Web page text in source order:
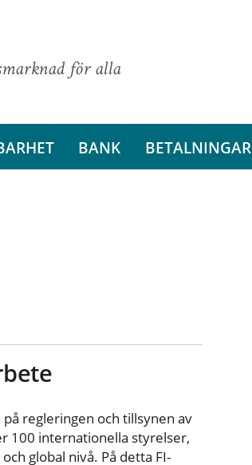
för alla
BANK BETALNINGAR
regleringen och tillsynen av
100 internationella styrelser,
global nivå. På detta FI-